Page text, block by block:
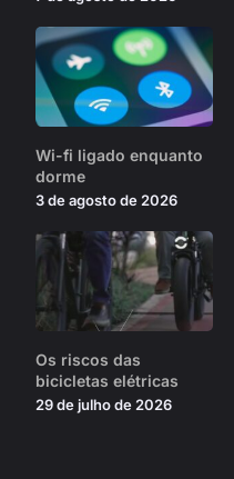
Wi-fi ligado enquanto
dorme
3 de agosto de 2026
Os riscos das
bicicletas elétricas
29 de julho de 2026